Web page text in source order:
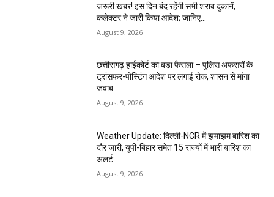
जरूरी खबर! इस दिन बंद रहेंगी सभी शराब दुकानें,
कलेक्टर ने जारी किया आदेश; जानिए...
August 9, 2026
छत्तीसगढ़ हाईकोर्ट का बड़ा फैसला – पुलिस अफसरों के
ट्रांसफर-पोस्टिंग आदेश पर लगाई रोक, शासन से मांगा
जवाब
August 9, 2026
Weather Update: दिल्ली-NCR में झमाझम बारिश का
दौर जारी, यूपी-बिहार समेत 15 राज्यों में भारी बारिश का
अलर्ट
August 9, 2026